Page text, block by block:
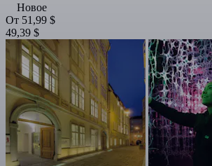
Новое
От 51,99 $
49,39 $